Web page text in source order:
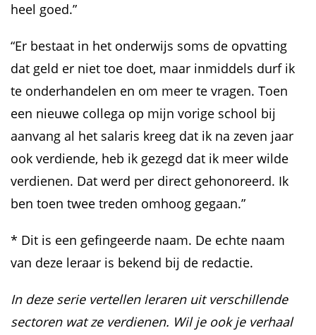
heel goed.”
“Er bestaat in het onderwijs soms de opvatting
dat geld er niet toe doet, maar inmiddels durf ik
te onderhandelen en om meer te vragen. Toen
een nieuwe collega op mijn vorige school bij
aanvang al het salaris kreeg dat ik na zeven jaar
ook verdiende, heb ik gezegd dat ik meer wilde
verdienen. Dat werd per direct gehonoreerd. Ik
ben toen twee treden omhoog gegaan.”
* Dit is een gefingeerde naam. De echte naam
van deze leraar is bekend bij de redactie.
In deze serie vertellen leraren uit verschillende
sectoren wat ze verdienen. Wil je ook je verhaal